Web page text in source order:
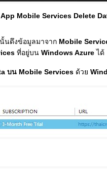
Mobile Services Delete
นดึงข้อมูลมาจาก Mobile
ที่อยู่บน Windows Azureได้
บน Mobile Services ด้วย